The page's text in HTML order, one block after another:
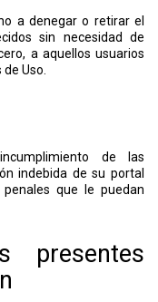
a denegar o retirar el
sin necesidad de
a aquellos usuarios
Uso.
de las
indebida de su portal
que le puedan
presentes